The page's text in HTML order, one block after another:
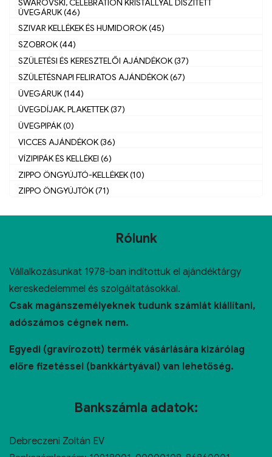
SWAROVSKI, CELEBRATION KRISTÁLLYAL DÍSZÍTETT
ÜVEGÁRUK (46)
SZIVAR KELLÉKEK ÉS HUMIDOROK (45)
SZOBROK (44)
SZÜLETÉSI ÉS KERESZTELŐI AJÁNDÉKOK (37)
SZÜLETÉSNAPI FELIRATOS AJÁNDÉKOK (67)
ÜVEGÁRUK (144)
ÜVEGDÍJAK, PLAKETTEK (37)
ÜVEGPIPÁK (0)
VICCES AJÁNDÉKOK (36)
VÍZIPIPÁK ÉS KELLÉKEI (6)
ZIPPO ÖNGYÚJTÓ-KELLÉKEK (10)
ZIPPO ÖNGYÚJTÓK (71)
Rólunk
Vállalkozásunkat 1978-ban indítottuk el ajándéktárgy
kereskedelemmel és szolgáltatásokkal.
Csak magánszemélyeknek tudunk számlát kiállítani,
adószámos cégnek nem.
Egyedi (gravírozott) termék vásárlására kizárólag
előre fizetéssel (bankkártyával) van lehetőség.
Bankszámla adatok:
Debreczeni Zoltán EV